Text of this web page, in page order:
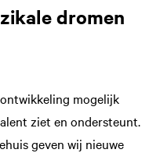
dromen
mogelijk
ziet en ondersteunt.
geven wij nieuwe